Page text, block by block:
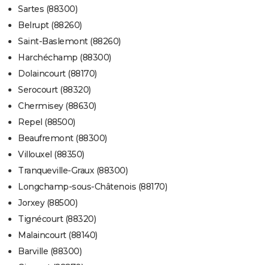
Sartes (88300)
Belrupt (88260)
Saint-Baslemont (88260)
Harchéchamp (88300)
Dolaincourt (88170)
Serocourt (88320)
Chermisey (88630)
Repel (88500)
Beaufremont (88300)
Villouxel (88350)
Tranqueville-Graux (88300)
Longchamp-sous-Châtenois (88170)
Jorxey (88500)
Tignécourt (88320)
Malaincourt (88140)
Barville (88300)